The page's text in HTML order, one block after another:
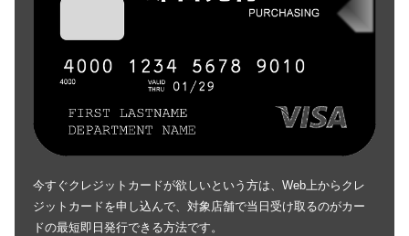
今すぐクレジットカードが欲しいという方は、Web上からクレ
ジットカードを申し込んで、対象店舗で当日受け取るのがカー
ドの最短即日発行できる方法です。